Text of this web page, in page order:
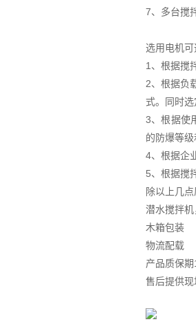
7、多台搅
选用电机
1、根据搅
2、根据负
式。同时
3、根据使
的防爆等
4、根据企
5、根据搅
除以上几
潜水搅拌
木箱包装
物流配载
产品质保
售后提供